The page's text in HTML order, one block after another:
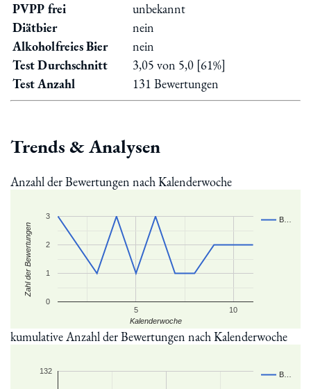
PVPP frei
unbekannt
Diätbier
nein
Alkoholfreies Bier
nein
Test Durchschnitt
3,05 von 5,0 [61%]
Test Anzahl
131 Bewertungen
Trends & Analysen
Anzahl der Bewertungen nach Kalenderwoche
B…
5 10
0
1
2
3
Kalenderwoche
Zahl der Bewertungen
kumulative Anzahl der Bewertungen nach Kalenderwoche
B…
132